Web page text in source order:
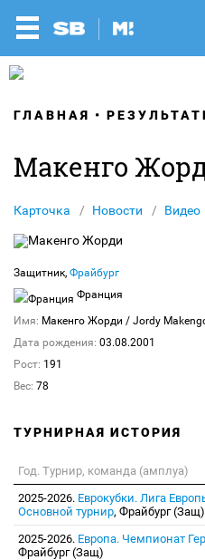
ГЛАВНАЯ
Макенго
Карточка Новости Видео
Защитник, Фрайбург
Франция
Имя: Макенго Жорди / Jordy
Дата рождения: 03.08.2001
Рост: 191
Вес: 78
ТУРНИРНАЯ ИСТОРИЯ
Год. Турнир, команда (амплуа)
2025-2026. Еврокубки. Лига
Основной турнир, Фрайбург (Защ)
2025-2026. Европа. Чемпионат
Фрайбург (Защ)